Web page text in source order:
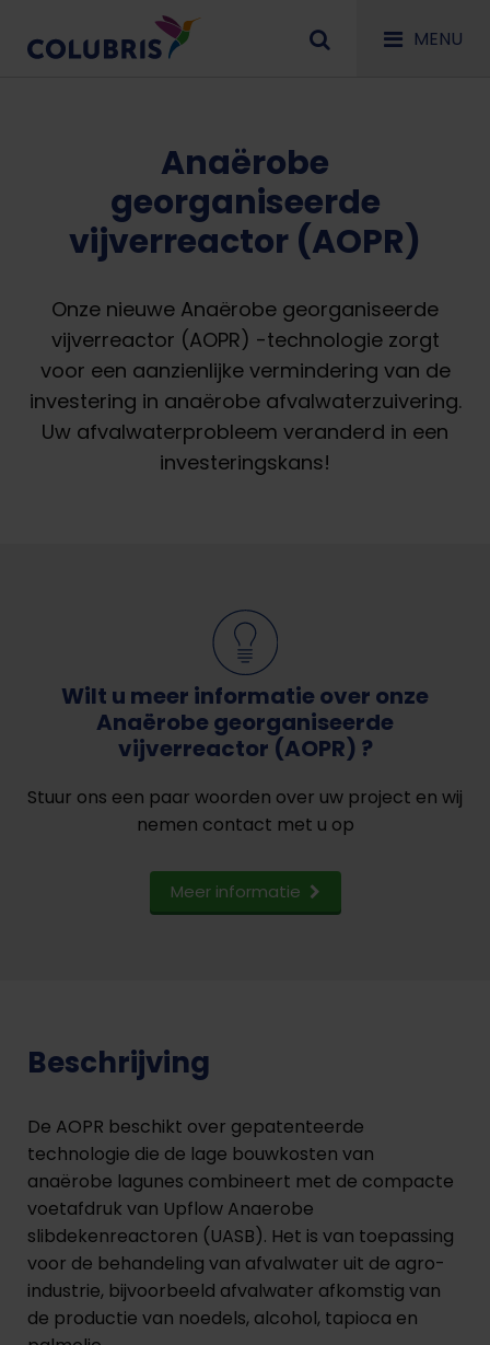
MENU
Anaërobe
georganiseerde
vijverreactor (AOPR)
Onze nieuwe Anaërobe georganiseerde
vijverreactor (AOPR) -technologie zorgt
voor een aanzienlijke vermindering van de
investering in anaërobe afvalwaterzuivering.
Uw afvalwaterprobleem veranderd in een
investeringskans!
Wilt u meer informatie over onze
Anaërobe georganiseerde
vijverreactor (AOPR) ?
Stuur ons een paar woorden over uw project en wij
nemen contact met u op
Meer informatie
Beschrijving
De AOPR beschikt over gepatenteerde
technologie die de lage bouwkosten van
anaërobe lagunes combineert met de compacte
voetafdruk van Upflow Anaerobe
slibdekenreactoren (UASB). Het is van toepassing
voor de behandeling van afvalwater uit de agro-
industrie, bijvoorbeeld afvalwater afkomstig van
de productie van noedels, alcohol, tapioca en